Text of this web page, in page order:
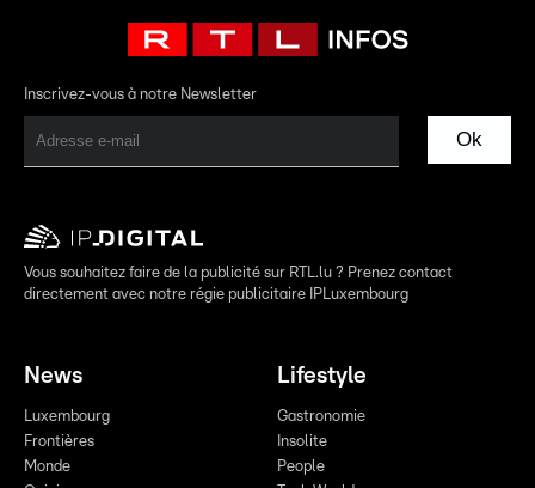
Inscrivez-vous à notre Newsletter
Ok
Vous souhaitez faire de la publicité sur RTL.lu ? Prenez contact
directement avec notre régie publicitaire IPLuxembourg
News
Luxembourg
Frontières
Monde
Lifestyle
Gastronomie
Insolite
People